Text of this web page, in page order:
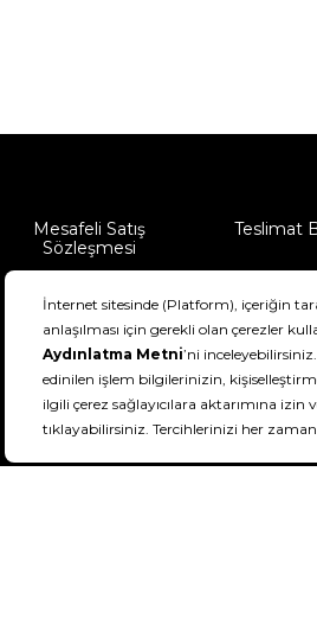
Mesafeli Satış
Sözleşmesi
Teslimat
DeFactoFIT